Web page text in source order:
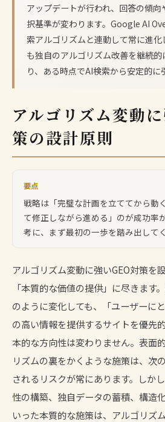
アップデートが行われ、回答の傾
択基準が変わります。Google AI
索アルゴリズムと連動して常に進
も独自のアルゴリズム改善を継続的
り、ある時点でAI検索から安定的
アルゴリズム変動
策の設計原則
要点
戦略は「完璧な計画を立ててから動
て修正しながら進める」のが成功率
考に、まず最初の一歩を踏み出して
アルゴリズム変動に強いGEO対策を
「本質的な価値の提供」に尽きます
のように変化しても、「ユーザーに
の高い情報を提供するサイトを優先
本的な方向性は変わりません。表面
リズムの裏をかくような施策は、次
されるリスクが常にあります。しか
性の構築、独自データの蓄積、構造
いった本質的な施策は、アルゴリズ